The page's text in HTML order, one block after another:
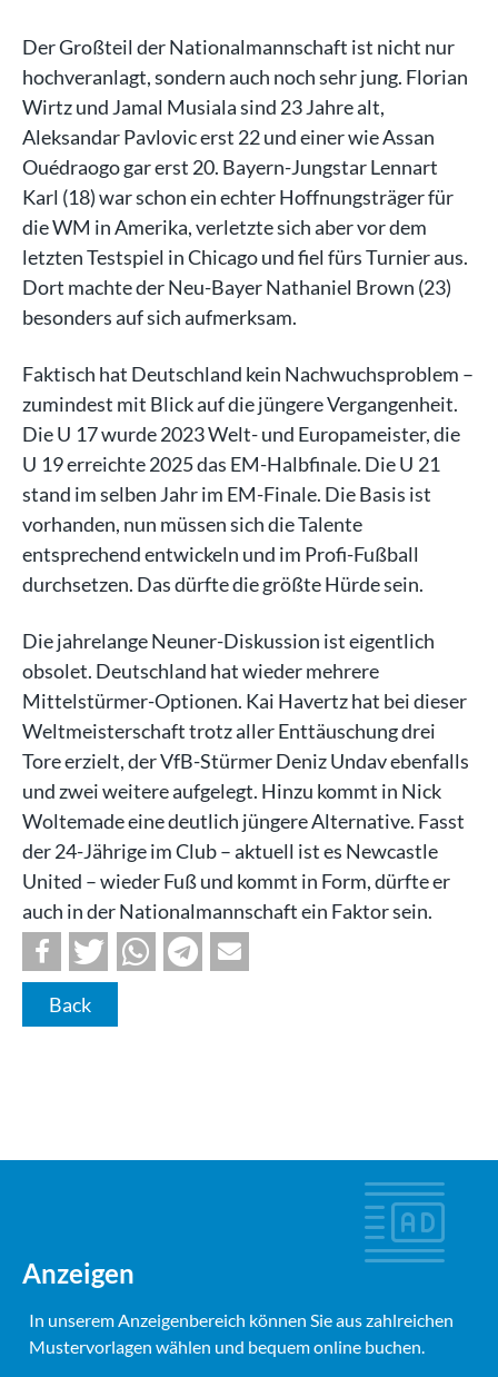
Der Großteil der Nationalmannschaft ist nicht nur
hochveranlagt, sondern auch noch sehr jung. Florian
Wirtz und Jamal Musiala sind 23 Jahre alt,
Aleksandar Pavlovic erst 22 und einer wie Assan
Ouédraogo gar erst 20. Bayern-Jungstar Lennart
Karl (18) war schon ein echter Hoffnungsträger für
die WM in Amerika, verletzte sich aber vor dem
letzten Testspiel in Chicago und fiel fürs Turnier aus.
Dort machte der Neu-Bayer Nathaniel Brown (23)
besonders auf sich aufmerksam.
Faktisch hat Deutschland kein Nachwuchsproblem –
zumindest mit Blick auf die jüngere Vergangenheit.
Die U 17 wurde 2023 Welt- und Europameister, die
U 19 erreichte 2025 das EM-Halbfinale. Die U 21
stand im selben Jahr im EM-Finale. Die Basis ist
vorhanden, nun müssen sich die Talente
entsprechend entwickeln und im Profi-Fußball
durchsetzen. Das dürfte die größte Hürde sein.
Die jahrelange Neuner-Diskussion ist eigentlich
obsolet. Deutschland hat wieder mehrere
Mittelstürmer-Optionen. Kai Havertz hat bei dieser
Weltmeisterschaft trotz aller Enttäuschung drei
Tore erzielt, der VfB-Stürmer Deniz Undav ebenfalls
und zwei weitere aufgelegt. Hinzu kommt in Nick
Woltemade eine deutlich jüngere Alternative. Fasst
der 24-Jährige im Club – aktuell ist es Newcastle
United – wieder Fuß und kommt in Form, dürfte er
auch in der Nationalmannschaft ein Faktor sein.
Back
Anzeigen
In unserem Anzeigenbereich können Sie aus zahlreichen
Mustervorlagen wählen und bequem online buchen.